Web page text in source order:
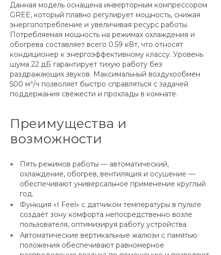
Данная модель оснащена инверторным компрессором
GREE, который плавно регулирует мощность, снижая
энергопотребление и увеличивая ресурс работы.
Потребляемая мощность на режимах охлаждения и
обогрева составляет всего 0.59 кВт, что относят
кондиционер к энергоэффективному классу. Уровень
шума 22 дБ гарантирует тихую работу без
раздражающих звуков. Максимальный воздухообмен
500 м³/ч позволяет быстро справляться с задачей
поддержания свежести и прохлады в комнате.
Преимущества и
возможности
Пять режимов работы — автоматический,
охлаждение, обогрев, вентиляция и осушение —
обеспечивают универсальное применение круглый
год.
Функция «I Feel» с датчиком температуры в пульте
создаёт зону комфорта непосредственно возле
пользователя, оптимизируя работу устройства.
Автоматические вертикальные жалюзи с памятью
положения обеспечивают равномерное